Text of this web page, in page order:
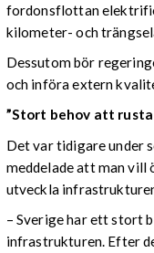
fordonsflottan
kilometer- och
Dessutom bör
och införa extern
”Stort behov att rusta
Det var tidigare under
meddelade att man vill
utveckla
– Sverige har ett stort
infrastrukturen. Efter